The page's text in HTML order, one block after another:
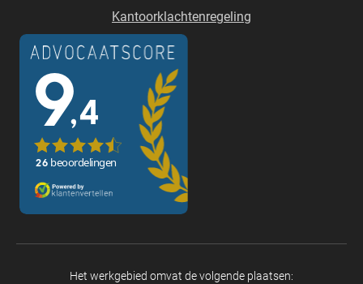
Kantoorklachtenregeling
Het werkgebied omvat de volgende plaatsen: